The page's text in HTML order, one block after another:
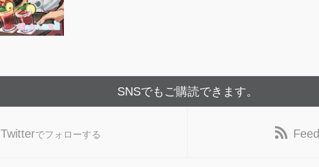
SNSでもご購読できます。
Twitterでフォローする